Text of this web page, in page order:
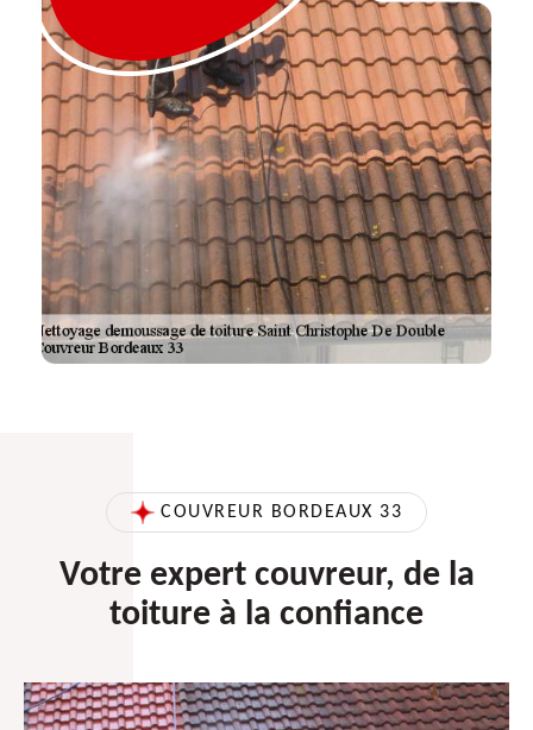
COUVREUR BORDEAUX 33
Votre expert couvreur, de la
toiture à la confiance